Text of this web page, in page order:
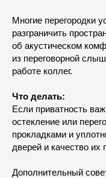
Многие перегородки
разграничить
об акустическом
из переговорной
работе коллег.
Что делать:
Если приватность
остекление или
прокладками и
дверей и качество их
Дополнительный